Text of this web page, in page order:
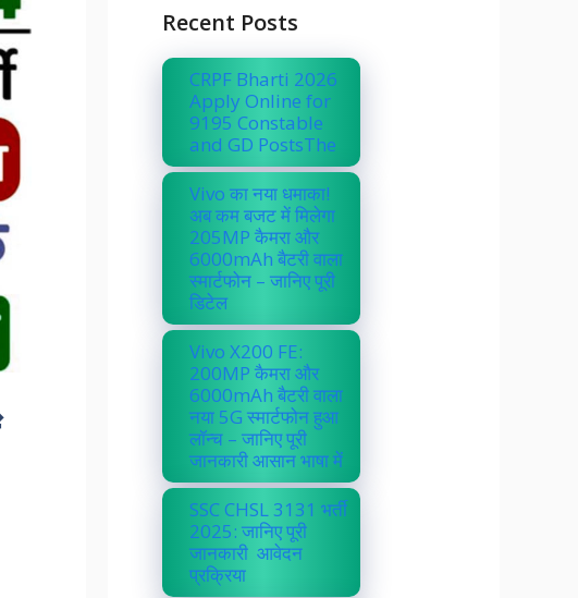
Recent Posts
CRPF Bharti 2026
Apply Online for
9195 Constable
and GD PostsThe
Vivo का नया धमाका!
अब कम बजट में मिलेगा
205MP कैमरा और
6000mAh बैटरी वाला
स्मार्टफोन – जानिए पूरी
डिटेल
Vivo X200 FE:
200MP कैमरा और
6000mAh बैटरी वाला
नया 5G स्मार्टफोन हुआ
लॉन्च – जानिए पूरी
जानकारी आसान भाषा में
SSC CHSL 3131 भर्ती
2025: जानिए पूरी
जानकारी आवेदन
प्रक्रिया